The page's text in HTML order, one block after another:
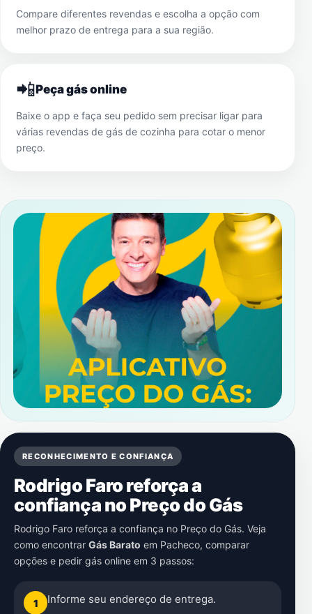
Compare diferentes revendas e escolha a opção com
melhor prazo de entrega para a sua região.
📲Peça gás online
Baixe o app e faça seu pedido sem precisar ligar para
várias revendas de gás de cozinha para cotar o menor
preço.
RECONHECIMENTO E CONFIANÇA
Rodrigo Faro reforça a
confiança no Preço do Gás
Rodrigo Faro reforça a confiança no Preço do Gás. Veja
como encontrar Gás Barato em Pacheco, comparar
opções e pedir gás online em 3 passos:
1 Informe seu endereço de entrega.